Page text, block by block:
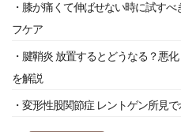
・膝が痛くて伸ばせない時に試す
フケア
・腱鞘炎 放置するとどうなる？悪
を解説
・変形性股関節症 レントゲン所見